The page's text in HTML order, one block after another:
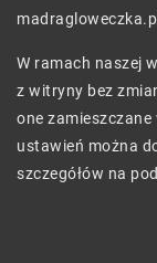
W ramach naszej
z witryny bez
one
ustawień można
szczegółów na